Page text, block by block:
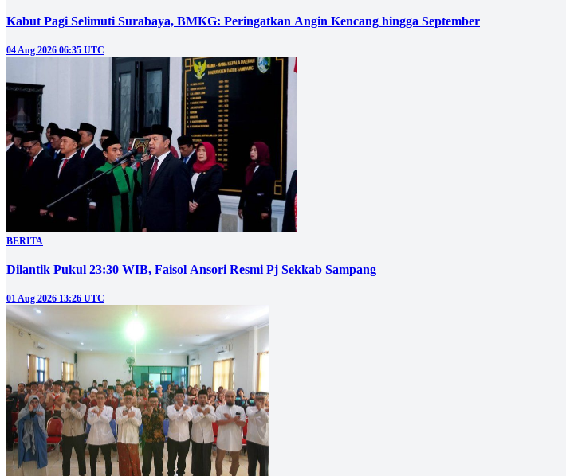
Kabut Pagi Selimuti Surabaya, BMKG: Peringatkan Angin Kencang hingga September
04 Aug 2026 06:35 UTC
BERITA
Dilantik Pukul 23:30 WIB, Faisol Ansori Resmi Pj Sekkab Sampang
01 Aug 2026 13:26 UTC